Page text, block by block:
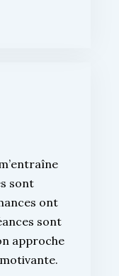
sont
ont
sont
approche